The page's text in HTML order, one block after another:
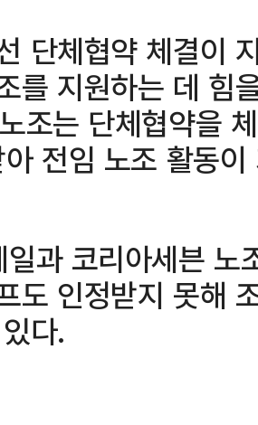
단체협약 체결이
를 지원하는 데 힘
조는 단체협약을
전임 노조 활동
과 코리아세븐 노
도 인정받지 못해
다.